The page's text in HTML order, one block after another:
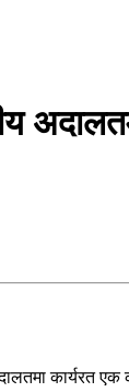
कार्यरत एक